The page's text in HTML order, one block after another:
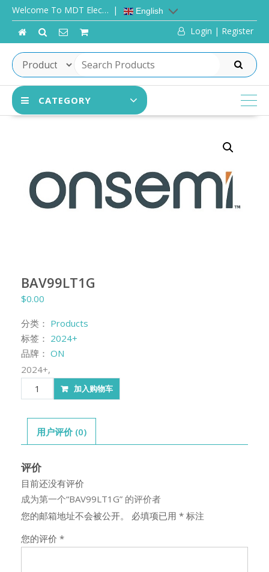
Skip
content
Welcome To MDT Elec… English
Login | Register
SEARCH
CATEGORY
BAV99LT1G
$0.00
分类： Products
标签： 2024+
品牌： ON
2024+,
BAV99LT1G
数
加入购物车
用户评价 (0)
评价
目前还没有评价
成为第一个“BAV99LT1G” 的评价者
您的邮箱地址不会被公开。
必填项已用 * 标注
您的评价 *